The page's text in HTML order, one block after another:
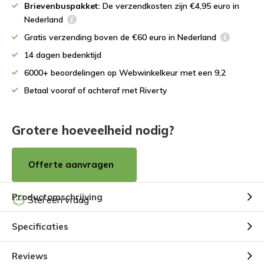
Brievenbuspakket: De verzendkosten zijn €4,95 euro in
Nederland
Gratis verzending boven de €60 euro in Nederland
14 dagen bedenktijd
6000+ beoordelingen op Webwinkelkeur met een 9,2
Betaal vooraf of achteraf met Riverty
Grotere hoeveelheid nodig?
Offerte aanvragen
Stel een vraag
Productomschrijving
Specificaties
Reviews